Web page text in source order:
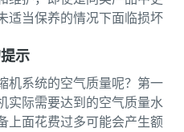
输送流程。
适当保养的情况下面临损坏
示
机系统的空气质量呢？第一
实际需要达到的空气质量水
上面花费过多可能会产生额